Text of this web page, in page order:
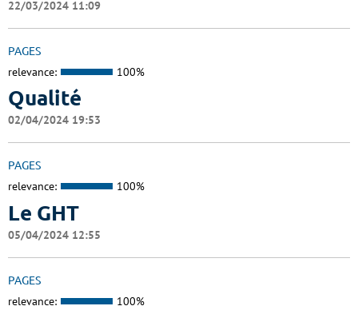
22/03/2024 11:09
PAGES
relevance: 100%
Qualité
02/04/2024 19:53
PAGES
relevance: 100%
Le GHT
05/04/2024 12:55
PAGES
relevance: 100%